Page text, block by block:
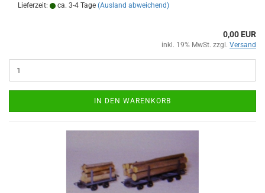
Lieferzeit: ca. 3-4 Tage (Ausland abweichend)
0,00 EUR
inkl. 19% MwSt. zzgl. Versand
IN DEN WARENKORB